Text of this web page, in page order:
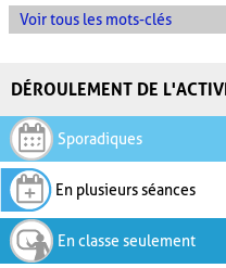
Voir tous les mots-clés
DÉROULEMENT DE
Sporadiques
En plusieurs séances
En classe seulement